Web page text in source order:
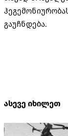
გაუჩნდება.
ასევე იხილეთ